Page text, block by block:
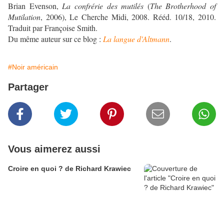
Brian Evenson, La confrérie des mutilés (The Brotherhood of
Mutilation, 2006), Le Cherche Midi, 2008. Rééd. 10/18, 2010.
Traduit par Françoise Smith.
Du même auteur sur ce blog : La langue d'Altmann.
#Noir américain
Partager
Vous aimerez aussi
Croire en quoi ? de Richard Krawiec